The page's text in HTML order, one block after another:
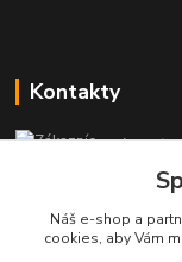
Kontakty
(Po-Pia,
Náš e-shop a
cookies, aby Vám